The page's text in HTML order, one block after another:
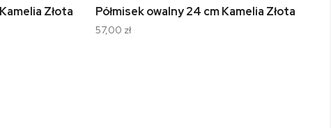
Złota Linia B014Półmisek owalny 24 cm Kamelia Złota Linia
57,00 zł